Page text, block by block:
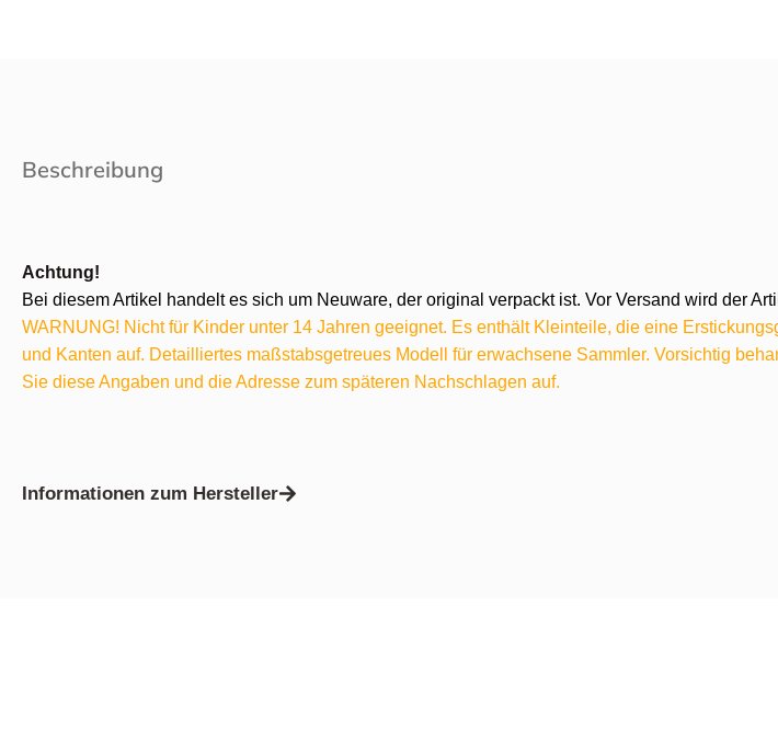
Beschreibung
Achtung!
Bei diesem Artikel handelt es sich um Neuware, der original verpackt ist. Vor Versand wird der
WARNUNG! Nicht für Kinder unter 14 Jahren geeignet. Es enthält Kleinteile, die eine
und Kanten auf. Detailliertes maßstabsgetreues Modell für erwachsene Sammler. Vorsichtig
Sie diese Angaben und die Adresse zum späteren Nachschlagen auf.
Informationen zum Hersteller